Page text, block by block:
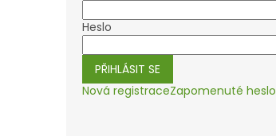
Heslo
PŘIHLÁSIT SE
Nová registraceZapomenuté heslo